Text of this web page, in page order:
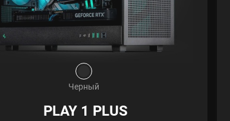
Черный
PLAY 1 PLUS